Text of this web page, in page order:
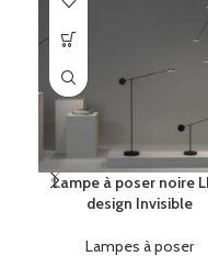
Lampe à poser noire
design Invisible
Lampes à poser